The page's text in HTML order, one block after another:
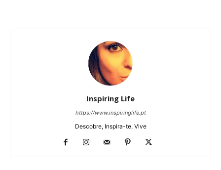
Inspiring Life
https://www.inspiringlife.pt
Descobre, Inspira-te, Vive